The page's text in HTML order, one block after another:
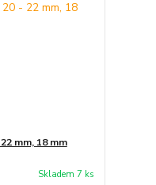
mm, 18 mm
Skladem 7 ks